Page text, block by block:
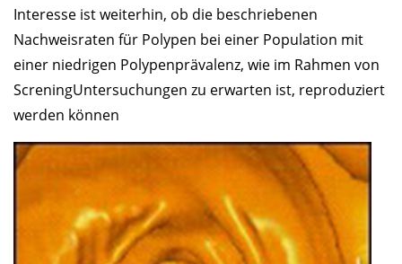
Interesse ist weiterhin, ob die beschriebenen
Nachweisraten für Polypen bei einer Population mit
einer niedrigen Polypenprävalenz, wie im Rahmen von
ScreningUntersuchungen zu erwarten ist, reproduziert
werden können